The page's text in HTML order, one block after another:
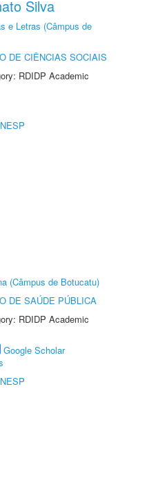
Silva
e Letras (Câmpus de
DE CIÊNCIAS SOCIAIS
RDIDP Academic
(Câmpus de Botucatu)
DE SAÚDE PÚBLICA
RDIDP Academic
Google Scholar